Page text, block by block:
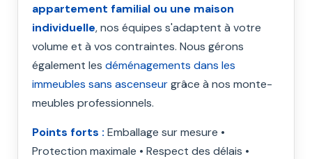
appartement familial ou une maison
individuelle, nos équipes s'adaptent à votre
volume et à vos contraintes. Nous gérons
également les déménagements dans les
immeubles sans ascenseurgrâce à nos monte-
meubles professionnels.
Points forts : Emballage sur mesure •
Protection maximale • Respect des délais •